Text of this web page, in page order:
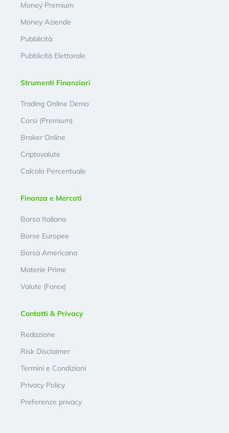
Money Premium
Money Aziende
Pubblicità
Pubblicità Elettorale
Strumenti Finanziari
Trading Online Demo
Corsi (Premium)
Broker Online
Criptovalute
Calcolo Percentuale
Finanza e Mercati
Borsa Italiana
Borse Europee
Borsa Americana
Materie Prime
Valute (Forex)
Contatti & Privacy
Redazione
Risk Disclaimer
Termini e Condizioni
Privacy Policy
Preferenze privacy